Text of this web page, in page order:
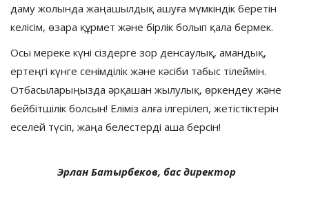
даму жолында жаңашылдық ашуға мүмкіндік беретін
келісім, өзара құрмет және бірлік болып қала бермек.
Осы мереке күні сіздерге зор денсаулық, амандық,
ертеңгі күнге сенімділік және кәсіби табыс тілеймін.
Отбасыларыңызда әрқашан жылулық, өркендеу және
бейбітшілік болсын! Еліміз алға ілгерілеп, жетістіктерін
еселей түсіп, жаңа белестерді аша берсін!
Эрлан Батырбеков, бас директор